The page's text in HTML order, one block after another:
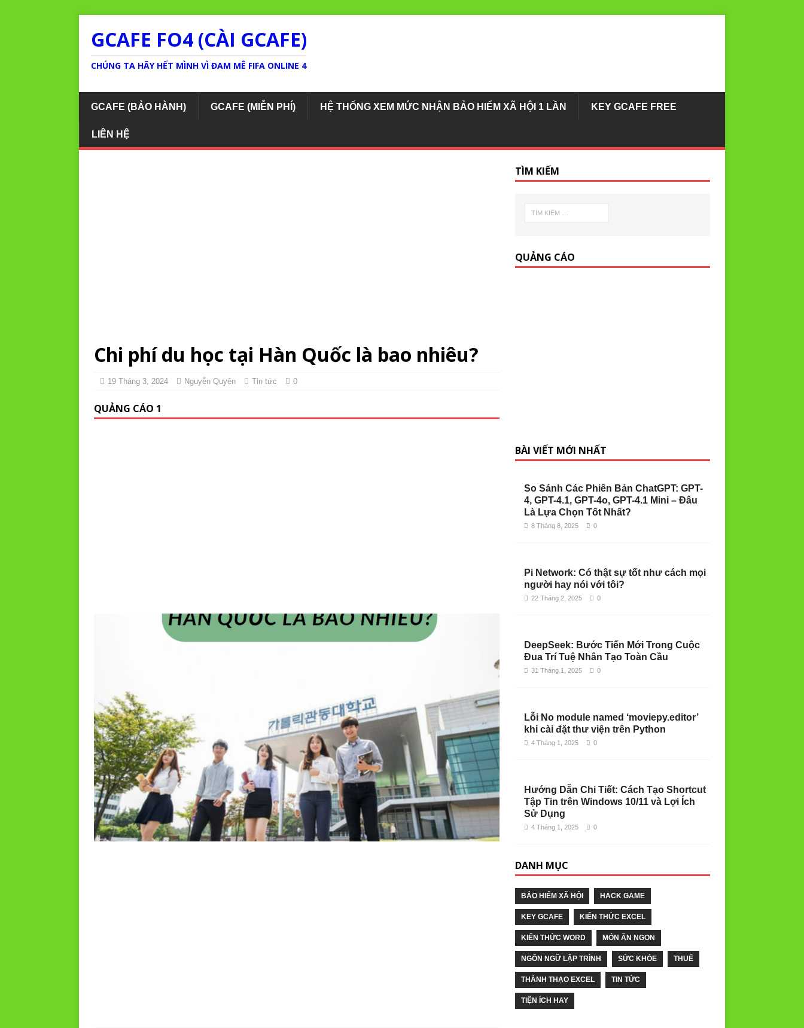
GCAFE FO4 (CÀI GCAFE)
CHÚNG TA HÃY HẾT MÌNH VÌ ĐAM MÊ FIFA ONLINE 4
GCAFE (BẢO HÀNH) GCAFE (MIỄN PHÍ) HỆ THỐNG XEM MỨC NHẬN BẢO HIỂM XÃ HỘI 1 LẦN KEY GCAFE FREE
LIÊN HỆ
Chi phí du học tại Hàn Quốc là bao nhiêu?
19 Tháng 3, 2024 Nguyễn Quyên Tin tức 0
QUẢNG CÁO 1
TÌM KIẾM
QUẢNG CÁO
BÀI VIẾT MỚI NHẤT
So Sánh Các Phiên Bản ChatGPT: GPT-
4, GPT-4.1, GPT-4o, GPT-4.1 Mini – Đâu
Là Lựa Chọn Tốt Nhất?
8 Tháng 8, 2025 0
Pi Network: Có thật sự tốt như cách mọi
người hay nói với tôi?
22 Tháng 2, 2025 0
DeepSeek: Bước Tiến Mới Trong Cuộc
Đua Trí Tuệ Nhân Tạo Toàn Cầu
31 Tháng 1, 2025 0
Lỗi No module named ‘moviepy.editor’
khi cài đặt thư viện trên Python
4 Tháng 1, 2025 0
Hướng Dẫn Chi Tiết: Cách Tạo Shortcut
Tập Tin trên Windows 10/11 và Lợi Ích
Sử Dụng
4 Tháng 1, 2025 0
DANH MỤC
BẢO HIỂM XÃ HỘI HACK GAME
KEY GCAFE KIẾN THỨC EXCEL
KIẾN THỨC WORD MÓN ĂN NGON
NGÔN NGỮ LẬP TRÌNH SỨC KHỎE THUẾ
THÀNH THẠO EXCEL TIN TỨC
TIỆN ÍCH HAY